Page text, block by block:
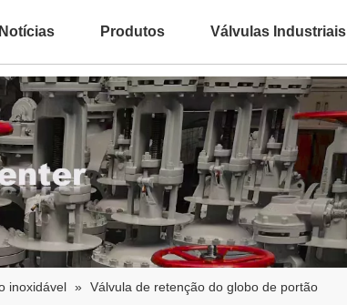
Notícias Produtos Válvulas Industriais
inoxidável » Válvula de retenção do globo de portão